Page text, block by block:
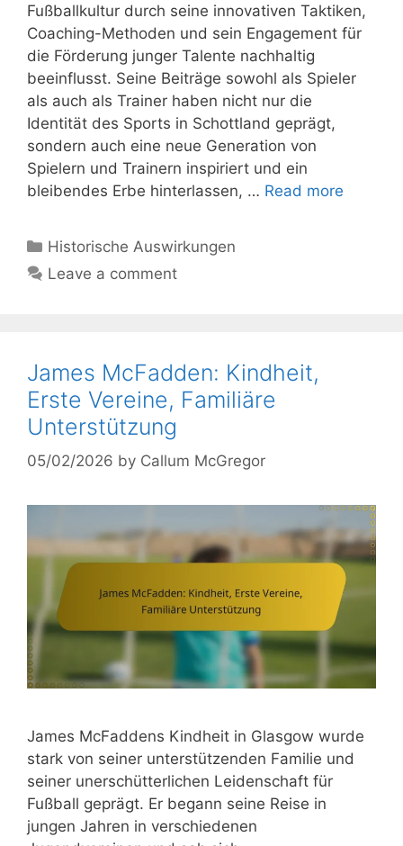
Fußballkultur durch seine innovativen Taktiken,
Coaching-Methoden und sein Engagement für
die Förderung junger Talente nachhaltig
beeinflusst. Seine Beiträge sowohl als Spieler
als auch als Trainer haben nicht nur die
Identität des Sports in Schottland geprägt,
sondern auch eine neue Generation von
Spielern und Trainern inspiriert und ein
bleibendes Erbe hinterlassen, … Read more
Categories
Historische Auswirkungen
Leave a comment
James McFadden: Kindheit,
Erste Vereine, Familiäre
Unterstützung
05/02/2026 by Callum McGregor
James McFaddens Kindheit in Glasgow wurde
stark von seiner unterstützenden Familie und
seiner unerschütterlichen Leidenschaft für
Fußball geprägt. Er begann seine Reise in
jungen Jahren in verschiedenen